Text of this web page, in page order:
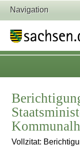
Navigation
Vollzitat: